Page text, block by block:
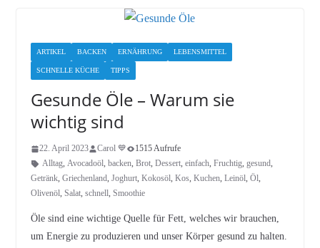
ARTIKEL BACKEN ERNÄHRUNG LEBENSMITTEL
SCHNELLE KÜCHE TIPPS
Gesunde Öle – Warum sie
wichtig sind
22. April 2023 Carol 💙
1515 Aufrufe
Alltag, Avocadoöl, backen, Brot, Dessert, einfach, Fruchtig, gesund,
Getränk, Griechenland, Joghurt, Kokosöl, Kos, Kuchen, Leinöl, Öl,
Olivenöl, Salat, schnell, Smoothie
Öle sind eine wichtige Quelle für Fett, welches wir brauchen,
um Energie zu produzieren und unser Körper gesund zu halten.